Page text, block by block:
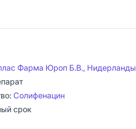
Фарма Юроп Б.В., Нидерланды
Солифенацин
срок